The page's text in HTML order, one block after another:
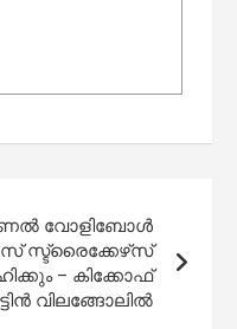
വോളിബോൾ
സ്ട്രൈക്കേഴ്‌സ്
– കിക്കോഫ്
വിലങ്ങോലിൽ